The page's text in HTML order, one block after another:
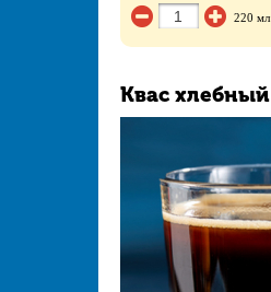
220 мл
Квас хлебный